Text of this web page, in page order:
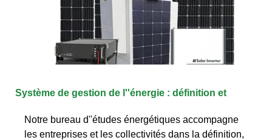
Système de gestion de l''énergie : définition et
Notre bureau d''études énergétiques accompagne
les entreprises et les collectivités dans la définition,